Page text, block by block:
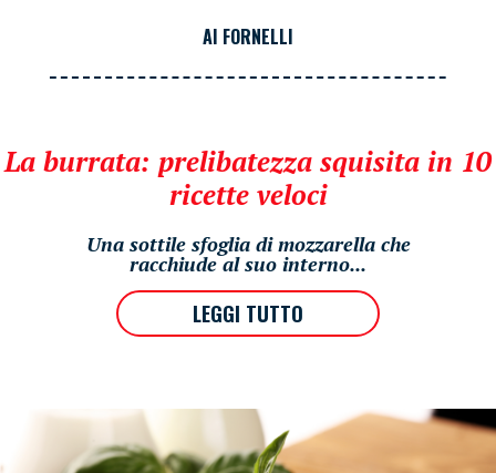
AI FORNELLI
La burrata: prelibatezza squisita in 10
ricette veloci
Una sottile sfoglia di mozzarella che
racchiude al suo interno...
LEGGI TUTTO